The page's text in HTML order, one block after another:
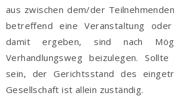
aus zwischen dem/der
betreffend eine Veranstaltung oder
damit ergeben, sind nach
Verhandlungsweg beizulegen.
sein, der Gerichtsstand des
Gesellschaft ist allein zuständig.